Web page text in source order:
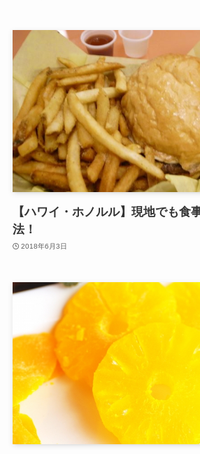
【ハワイ・ホノルル】現地でも食
法！
2018年6月3日